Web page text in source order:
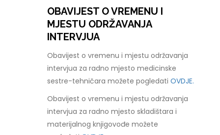
OBAVIJEST O VREMENU I
MJESTU ODRŽAVANJA
INTERVJUA
Obavijest o vremenu i mjestu održavanja
intervjua za radno mjesto medicinske
sestre-tehničara možete pogledatiOVDJE.
Obavijest o vremenu i mjestu održavanja
intervjua za radno mjesto skladištara i
materijalnog knjigovođe možete